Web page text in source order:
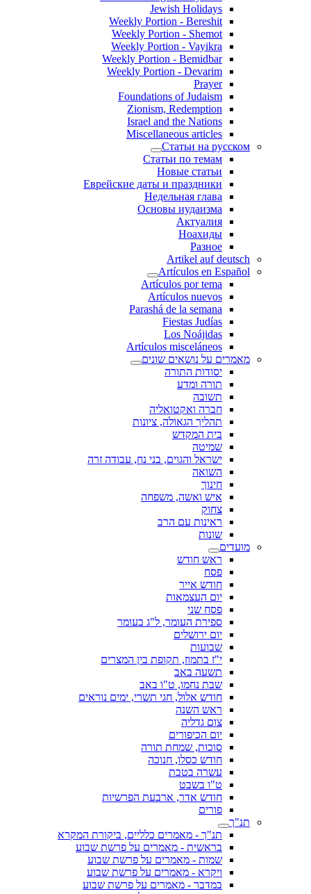
Jewish Holidays
Weekly Portion - Bereshit
Weekly Portion - Shemot
Weekly Portion - Vayikra
Weekly Portion - Bemidbar
Weekly Portion - Devarim
Prayer
Foundations of Judaism
Zionism, Redemption
Israel and the Nations
Miscellaneous articles
Статьи на русском
Статьи по темам
Новые статьи
Еврейские даты и праздники
Недельная глава
Основы иудаизма
Актуалия
Ноахиды
Разное
Artikel auf deutsch
Artículos en Español
Artículos por tema
Artículos nuevos
Parashá de la semana
Fiestas Judías
Los Noájidas
Artículos misceláneos
מאמרים על נושאים שונים
יסודות התורה
תורה ומדע
תשובה
חברה ואקטואליה
תהליך הגאולה, ציונות
בית המקדש
שמיטה
ישראל והגוים, בני נח, עבודה זרה
השואה
חינוך
איש ואשה, משפחה
צחוק
ראינות עם הרב
שונות
מועדים
ראש חודש
פסח
חודש אייר
יום העצמאות
פסח שני
ספירת העומר, ל"ג בעומר
יום ירושלים
שבועות
י"ז בתמוז, תקופת בין המצרים
תשעה באב
שבת נחמו, ט"ו באב
חודש אלול, חגי תשרי, ימים נוראים
ראש השנה
צום גדליה
יום הכיפורים
סוכות, שמחת תורה
חודש כסלו, חנוכה
עשרה בטבת
ט"ו בשבט
חודש אדר, ארבעת הפרשיות
פורים
תנ"ך
תנ"ך - מאמרים כלליים, ביקורת המקרא
בראשית - מאמרים על פרשת שבוע
שמות - מאמרים על פרשת שבוע
ויקרא - מאמרים על פרשת שבוע
במדבר - מאמרים על פרשת שבוע